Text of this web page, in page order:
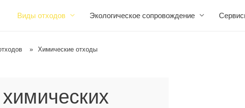
Виды отходов Экологическое сопровождение
» Химические отходы